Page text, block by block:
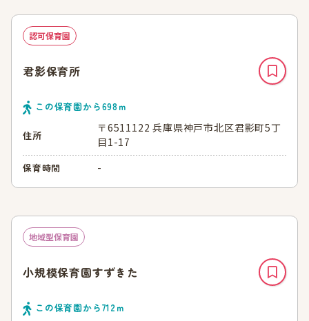
認可保育園
君影保育所
この保育園から698ｍ
住所
〒6511122 兵庫県神戸市北区君影町5丁
目1-17
保育時間 -
地域型保育園
小規模保育園すずきた
この保育園から712ｍ